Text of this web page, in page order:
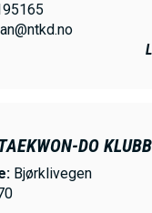
DO KLUBB
Bjørklivegen